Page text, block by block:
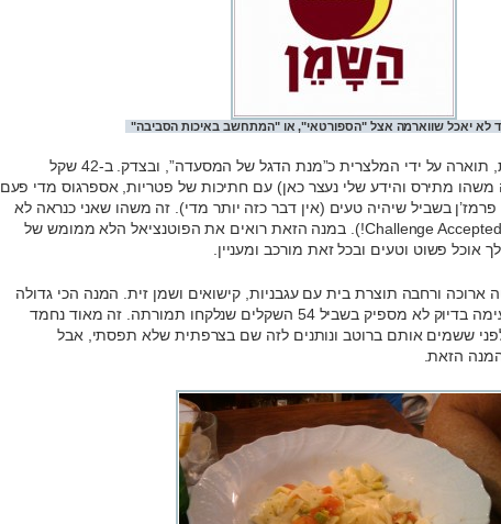
לא יאכל שווארמה אצל "הספורטאי", או "המתחשב באיכות הסביבה"
הפולנטה, שהגיעה בתוך צנצנת, תוארה על ידי המלצרית כ”מנת הדגל של המסעדה”, ובצדק. ב-42 שקל
מתירס והידע שלי נעצר כאן) עם חתיכות של פטריות, אספרגוס מדי פעם,
פרמז’ן בשביל שיהיה טעים (אין דבר כזה יותר מדי). זה משהו שאני כנראה לא
אמצא את עצמי מבשל בבית (Challenge Accepted!). במנה הזאת רואים את הפוטנציאל הלא ממומש של
אוכל פשוט וטעים ובכל זאת מורכב ומעניין.
ורחבה תוצרת בית עם עגבניות, קישואים ושמן זית. המנה הכי גדולה
מבין המנות שקיבלנו הייתה טעימה בדיוק לא מספיק בשביל 54 השקלים שנלקחו תמורתה. זה מאוד נחמד
ששמים אותם ברוטב ונותנים לזה שם בצרפתית שלא תפסתי, אבל
הזאת.